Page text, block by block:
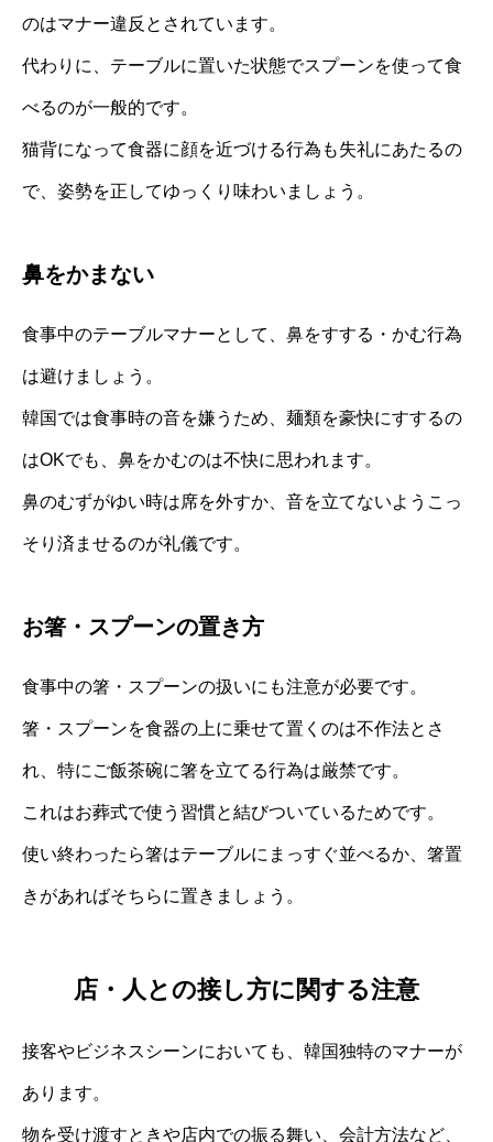
のはマナー違反とされています。
代わりに、テーブルに置いた状態でスプーンを使って食
べるのが一般的です。
猫背になって食器に顔を近づける行為も失礼にあたるの
で、姿勢を正してゆっくり味わいましょう。
鼻をかまない
食事中のテーブルマナーとして、鼻をすする・かむ行為
は避けましょう。
韓国では食事時の音を嫌うため、麺類を豪快にすするの
はOKでも、鼻をかむのは不快に思われます。
鼻のむずがゆい時は席を外すか、音を立てないようこっ
そり済ませるのが礼儀です。
お箸・スプーンの置き方
食事中の箸・スプーンの扱いにも注意が必要です。
箸・スプーンを食器の上に乗せて置くのは不作法とさ
れ、特にご飯茶碗に箸を立てる行為は厳禁です。
これはお葬式で使う習慣と結びついているためです。
使い終わったら箸はテーブルにまっすぐ並べるか、箸置
きがあればそちらに置きましょう。
店・人との接し方に関する注意
接客やビジネスシーンにおいても、韓国独特のマナーが
あります。
物を受け渡すときや店内での振る舞い、会計方法など、